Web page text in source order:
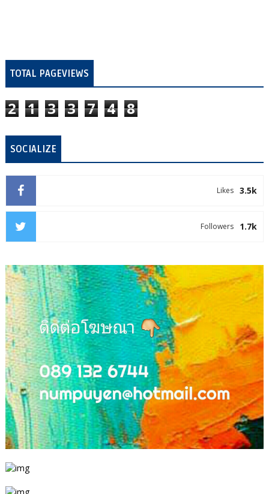
TOTAL PAGEVIEWS
2 1 3 3 7 4 8
SOCIALIZE
3.5k
Likes
1.7k
Followers